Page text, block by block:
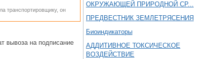
транспортировщику, он
вывоза на подписание
ОКРУЖАЮЩЕЙ ПРИРОДНОЙ СР...
ПРЕДВЕСТНИК ЗЕМЛЕТРЯСЕНИЯ
Биоиндикаторы
АДДИТИВНОЕ ТОКСИЧЕСКОЕ
ВОЗДЕЙСТВИЕ